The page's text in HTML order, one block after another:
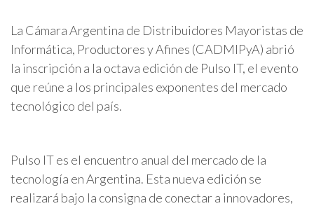
La Cámara Argentina de Distribuidores Mayoristas de
Informática, Productores y Afines (CADMIPyA) abrió
la inscripción a la octava edición de Pulso IT, el evento
que reúne a los principales exponentes del mercado
tecnológico del país.
Pulso IT es el encuentro anual del mercado de la
tecnología en Argentina. Esta nueva edición se
realizará bajo la consigna de conectar a innovadores,